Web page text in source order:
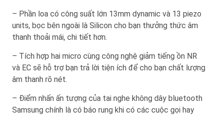
– Phần loa có công suất lớn 13mm dynamic và 13 piezo
units, bọc bên ngoài là Silicon cho bạn thưởng thức âm
thanh thoải mái, chi tiết hơn.
– Tích hợp hai micro cùng công nghệ giảm tiếng ồn NR
và EC sẽ hỗ trợ bạn trả lời tiện ích để cho bạn chất lượng
âm thanh rõ nét.
– Điểm nhấn ấn tượng của tai nghe không dây bluetooth
Samsung chính là có báo rung khi có các cuộc gọi hay